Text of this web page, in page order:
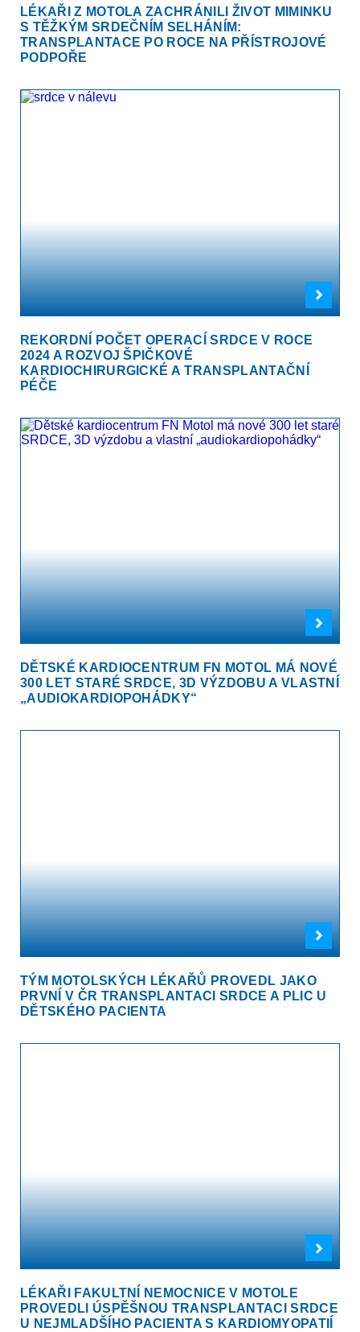
LÉKAŘI Z MOTOLA ZACHRÁNILI ŽIVOT MIMINKU
S TĚŽKÝM SRDEČNÍM SELHÁNÍM:
TRANSPLANTACE PO ROCE NA PŘÍSTROJOVÉ
PODPOŘE
REKORDNÍ POČET OPERACÍ SRDCE V ROCE
2024 A ROZVOJ ŠPIČKOVÉ
KARDIOCHIRURGICKÉ A TRANSPLANTAČNÍ
PÉČE
DĚTSKÉ KARDIOCENTRUM FN MOTOL MÁ NOVÉ
300 LET STARÉ SRDCE, 3D VÝZDOBU A VLASTNÍ
„AUDIOKARDIOPOHÁDKY“
TÝM MOTOLSKÝCH LÉKAŘŮ PROVEDL JAKO
PRVNÍ V ČR TRANSPLANTACI SRDCE A PLIC U
DĚTSKÉHO PACIENTA
LÉKAŘI FAKULTNÍ NEMOCNICE V MOTOLE
PROVEDLI ÚSPĚŠNOU TRANSPLANTACI SRDCE
U NEJMLADŠÍHO PACIENTA S KARDIOMYOPATIÍ